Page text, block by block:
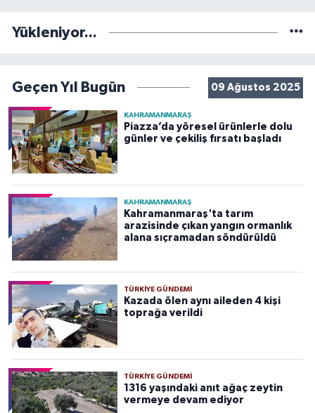
Yükleniyor...
Geçen Yıl Bugün 09 Ağustos 2025
KAHRAMANMARAŞ
Piazza’da yöresel ürünlerle dolu
günler ve çekiliş fırsatı başladı
KAHRAMANMARAŞ
Kahramanmaraş'ta tarım
arazisinde çıkan yangın ormanlık
alana sıçramadan söndürüldü
TÜRKIYE GÜNDEMI
Kazada ölen aynı aileden 4 kişi
toprağa verildi
TÜRKIYE GÜNDEMI
1316 yaşındaki anıt ağaç zeytin
vermeye devam ediyor